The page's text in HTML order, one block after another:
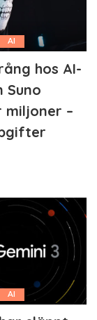
AI
hos AI-
Suno
miljoner –
AI